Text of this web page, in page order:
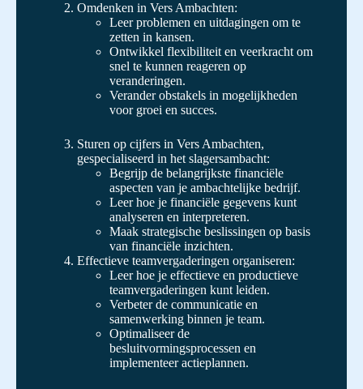
Omdenken in Vers Ambachten:
Leer problemen en uitdagingen om te
zetten in kansen.
Ontwikkel flexibiliteit en veerkracht om
snel te kunnen reageren op
veranderingen.
Verander obstakels in mogelijkheden
voor groei en succes.
Sturen op cijfers in Vers Ambachten,
gespecialiseerd in het slagersambacht:
Begrijp de belangrijkste financiële
aspecten van je ambachtelijke bedrijf.
Leer hoe je financiële gegevens kunt
analyseren en interpreteren.
Maak strategische beslissingen op basis
van financiële inzichten.
Effectieve teamvergaderingen organiseren:
Leer hoe je effectieve en productieve
teamvergaderingen kunt leiden.
Verbeter de communicatie en
samenwerking binnen je team.
Optimaliseer de
besluitvormingsprocessen en
implementeer actieplannen.